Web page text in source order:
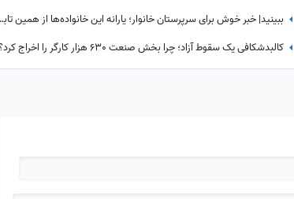
ببینید| خبر خوش برای سرپرستان
کالبدشکافی یک سقوط آزاد؛ چرا بخش صنعت 630 هزار کارگر را اخراج کرد؟